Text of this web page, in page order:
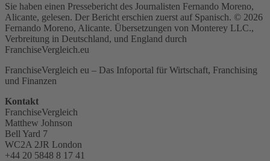
Sie haben einen Pressebericht des Journalisten Fernando Moreno,
Alicante, gelesen. Der Bericht erschien zuerst auf Spanisch. © 2026
Fernando Moreno, Alicante. Übersetzungen von Monterey LLC.,
Verbreitung in Deutschland, und England durch
FranchiseVergleich.eu
FranchiseVergleich eu – Das Infoportal für Wirtschaft, Franchising
und Finanzen
Kontakt
FranchiseVergleich
Matthew Johnson
Bell Yard 7
WC2A 2JR London
+44 20 5848 8 17 41